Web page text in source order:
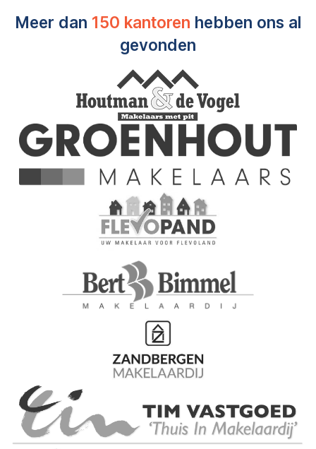
Meer dan 150 kantoren hebben ons al
gevonden